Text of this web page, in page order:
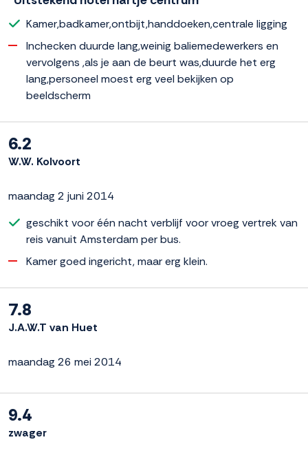
Kamer,badkamer,ontbijt,handdoeken,centrale ligging
Inchecken duurde lang,weinig baliemedewerkers en
vervolgens ,als je aan de beurt was,duurde het erg
lang,personeel moest erg veel bekijken op
beeldscherm
6.2
W.W. Kolvoort
maandag 2 juni 2014
geschikt voor één nacht verblijf voor vroeg vertrek van
reis vanuit Amsterdam per bus.
Kamer goed ingericht, maar erg klein.
7.8
J.A.W.T van Huet
maandag 26 mei 2014
9.4
zwager